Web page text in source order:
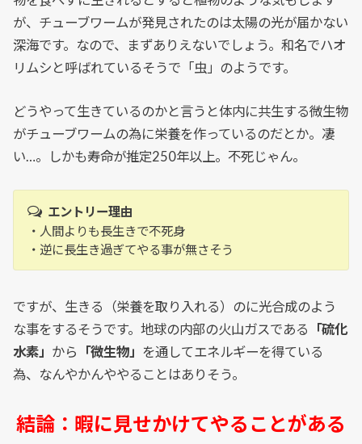
が、チューブワームが発見されたのは太陽の光が届かない
深海です。なので、まずありえないでしょう。和名でハオ
リムシと呼ばれているそうで「虫」のようです。
どうやって生きているのかと言うと体内に共生する微生物
がチューブワームの為に栄養を作っているのだとか。凄
い…。しかも寿命が推定250年以上。不死じゃん。
エントリー理由
・人間よりも長生きで不死身
・逆に長生き過ぎてやる事が無さそう
ですが、生きる（栄養を取り入れる）のに光合成のよう
な事をするそうです。地球の内部の火山ガスである
「硫化
水素」 から 「微生物」 を通してエネルギーを得ている
為、なんやかんややることはありそう。
結論：暇に見せかけてやることがある